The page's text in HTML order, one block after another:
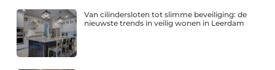
Van cilindersloten tot slimme beveiliging: de
nieuwste trends in veilig wonen in Leerdam